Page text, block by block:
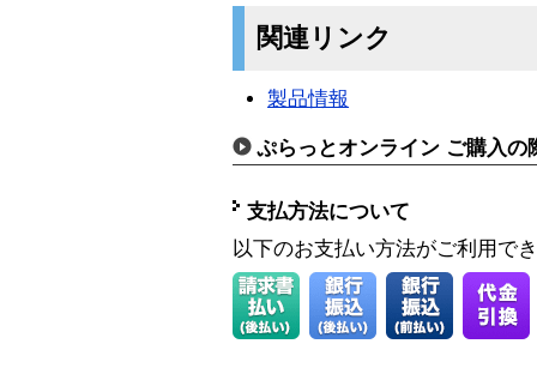
関連リンク
製品情報
ぷらっとオンライン ご購入の
支払方法について
以下のお支払い方法がご利用で